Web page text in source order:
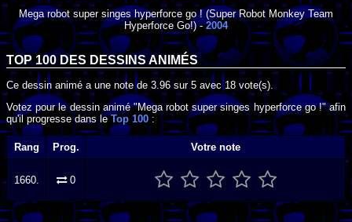
Mega robot super singes hyperforce go ! (Super Robot Monkey Team
Hyperforce Go!) -2004
TOP 100 DES DESSINS ANIMÉS
Ce dessin animé a une note de 3.96 sur 5 avec18 vote(s).
Votez pour le dessin animé "Mega robot super singes hyperforce go !" afin
qu'il progresse dans leTop 100 :
Rang Prog. Votre note
1660. 0